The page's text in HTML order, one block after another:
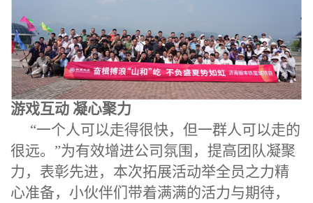
游戏互动 凝心聚力
“一个人可以走得很快，但一群人可以走的
很远。 ”为有效增进公司氛围，提高团队凝聚
力， 表彰先进， 本次拓展活动举全员之力精
心准备，小伙伴们带着满满的活力与期待，